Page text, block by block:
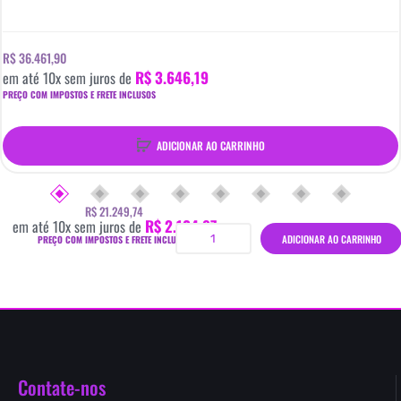
R$ 36.461,90
em até 10x sem juros de R$ 3.646,19
PREÇO COM IMPOSTOS E FRETE INCLUSOS
ADICIONAR AO CARRINHO
R$ 21.249,74
em até 10x sem juros de R$ 2.124,97
PREÇO COM IMPOSTOS E FRETE INCLUSOS ADICIONAR AO CARRINHO
Contate-nos